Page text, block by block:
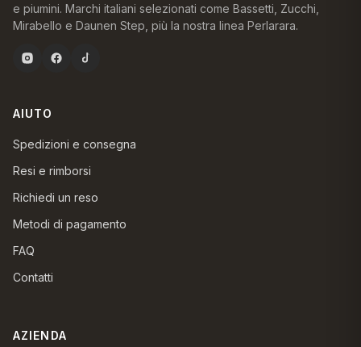
e piumini. Marchi italiani selezionati come Bassetti, Zucchi,
Mirabello e Daunen Step, più la nostra linea Perlarara.
AIUTO
Spedizioni e consegna
Resi e rimborsi
Richiedi un reso
Metodi di pagamento
FAQ
Contatti
AZIENDA